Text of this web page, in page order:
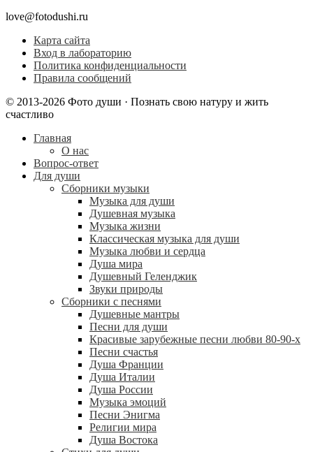
love@fotodushi.ru
Карта сайта
Вход в лабораторию
Политика конфиденциальности
Правила сообщений
© 2013-2026 Фото души · Познать свою натуру и жить
счастливо
Главная
О нас
Вопрос-ответ
Для души
Сборники музыки
Музыка для души
Душевная музыка
Музыка жизни
Классическая музыка для души
Музыка любви и сердца
Душа мира
Душевный Геленджик
Звуки природы
Сборники с песнями
Душевные мантры
Песни для души
Красивые зарубежные песни любви 80-90-х
Песни счастья
Душа Франции
Душа Италии
Душа России
Музыка эмоций
Песни Энигма
Религии мира
Душа Востока